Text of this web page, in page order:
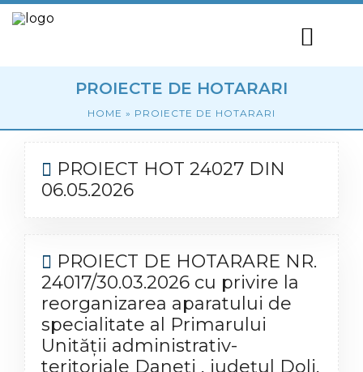
PROIECTE DE HOTARARI
HOME » PROIECTE DE HOTARARI
PROIECT HOT 24027 DIN
06.05.2026
PROIECT DE HOTARARE NR.
24017/30.03.2026 cu privire la
reorganizarea aparatului de
specialitate al Primarului
Unității administrativ-
teritoriale Daneți , județul Dolj,